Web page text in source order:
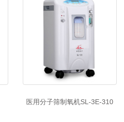
医用分子筛制氧机SL-3E-310